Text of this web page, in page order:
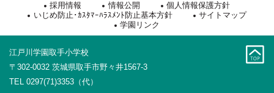
江戸川学園取手小学校
〒302-0032 茨城県取手市野々井1567-3
TEL 0297(71)3353（代）
採用情報 情報公開
個人情報保護方針
いじめ防止･ｶｽﾀﾏｰﾊﾗｽﾒﾝﾄ防止基本方針
サイトマップ
学園リンク